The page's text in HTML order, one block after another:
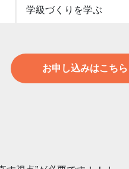
学級づくりを学ぶ
お申し込みはこちら